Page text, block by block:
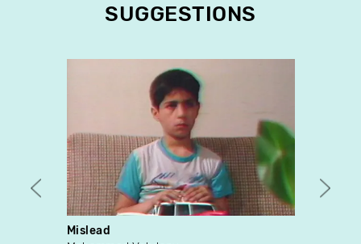
SUGGESTIONS
Mislead